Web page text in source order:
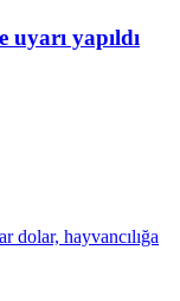
yapıldı
dolar, hayvancılığa